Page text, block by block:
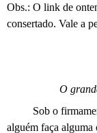
Obs.: O link de
consertado. Vale a
O
Sob o
alguém faça